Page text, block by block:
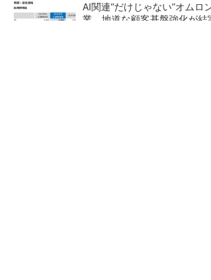
AI関連“だけじゃない”オムロ
業、地道な顧客基盤強化が結